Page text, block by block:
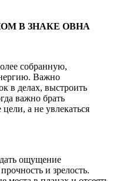
В ЗНАКЕ ОВНА
собранную,
Важно
в делах, выстроить
важно брать
а не увлекаться
ощущение
и зрелость.